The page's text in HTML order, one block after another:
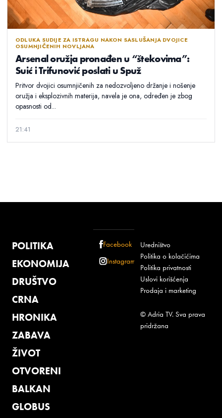
ODLUKA SUDIJE ZA ISTRAGU NAKON SASLUŠANJA DVOJICE
OSUMNJIČENIH NOVLJANA
Arsenal oružja pronađen u “štekovima”:
Suić i Trifunović poslati u Spuž
Pritvor dvojici osumnjičenih za nedozvoljeno držanje i nošenje
oružja i eksplozivnih materija, navela je ona, određen je zbog
opasnosti od...
21:41
POLITIKA
EKONOMIJA
DRUŠTVO
CRNA
HRONIKA
ZABAVA
ŽIVOT
OTVORENI
BALKAN
GLOBUS
Facebook
Instagram
Uredništvo
Politika o kolačićima
Politika privatnosti
Uslovi korišćenja
Prodaja i marketing
© Adria TV. Sva prava
pridržana